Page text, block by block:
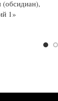
(обсидиан),
1»